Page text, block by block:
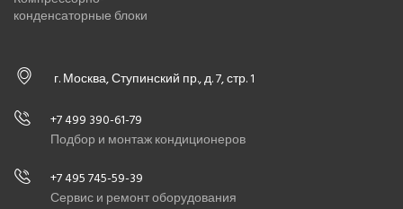
конденсаторные блоки
г. Москва, Ступинский пр., д. 7, стр. 1
+7 499 390-61-79
Подбор и монтаж кондиционеров
+7 495 745-59-39
Сервис и ремонт оборудования